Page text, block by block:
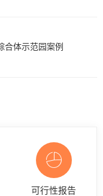
合体示范园案例
可行性报告